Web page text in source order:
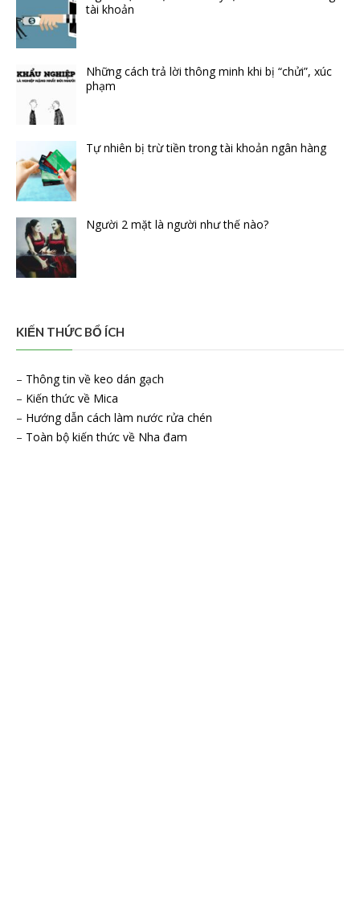
tài khoản
Những cách trả lời thông minh khi bị “chửi”, xúc
phạm
Tự nhiên bị trừ tiền trong tài khoản ngân hàng
Người 2 mặt là người như thế nào?
KIẾN THỨC BỔ ÍCH
– Thông tin về keo dán gạch
– Kiến thức về Mica
– Hướng dẫn cách làm nước rửa chén
– Toàn bộ kiến thức về Nha đam